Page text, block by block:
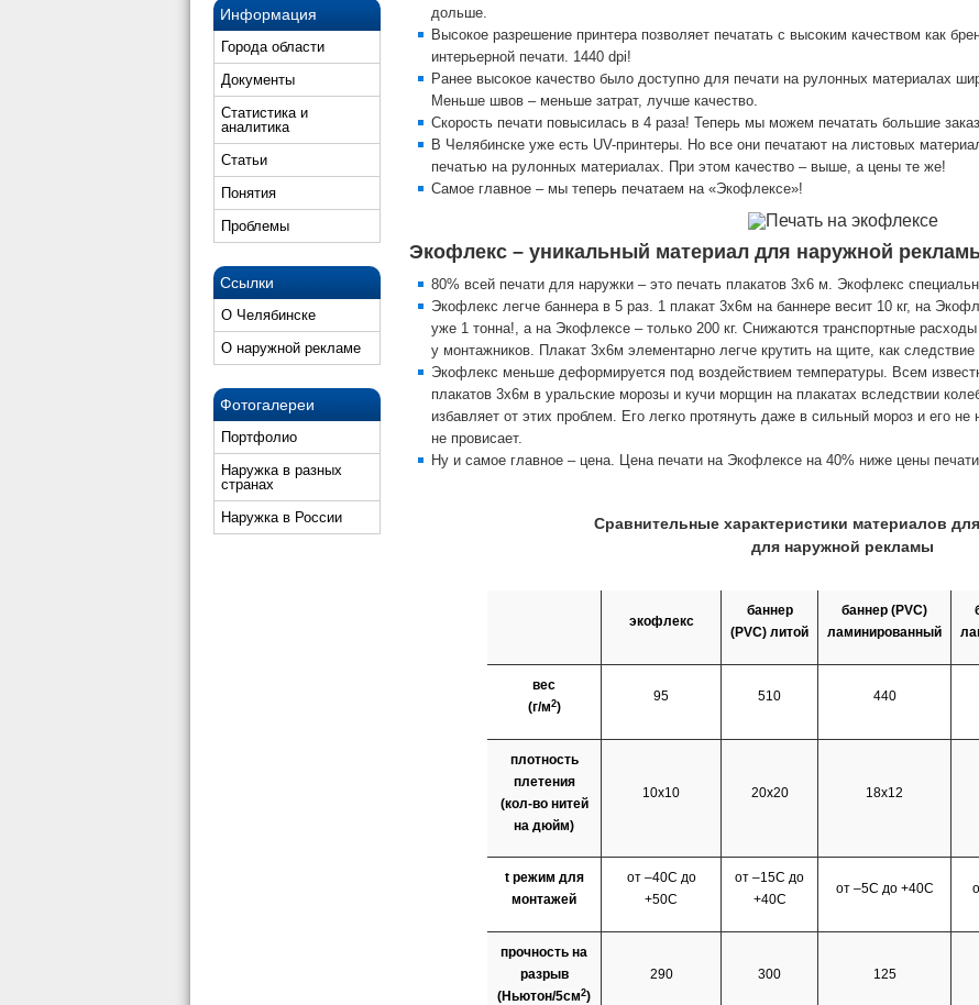
Информация
Города области
Документы
Статистика и
аналитика
Статьи
Понятия
Проблемы
Ссылки
О Челябинске
О наружной рекламе
Фотогалереи
Портфолио
Наружка в разных
странах
Наружка в России
дольше.
Высокое разрешение принтера позволяет печатать с высоким качеством как
интерьерной печати. 1440 dpi!
Ранее высокое качество было доступно для печати на рулонных материалах
Меньше швов – меньше затрат, лучше качество.
Скорость печати повысилась в 4 раза! Теперь мы можем печатать большие
В Челябинске уже есть UV-принтеры. Но все они печатают на листовых
печатью на рулонных материалах. При этом качество – выше, а цены те же!
Самое главное – мы теперь печатаем на «Экофлексе»!
Экофлекс – уникальный материал для наружной
80% всей печати для наружки – это печать плакатов 3х6 м. Экофлекс
Экофлекс легче баннера в 5 раз. 1 плакат 3х6м на баннере весит 10 кг, на
уже 1 тонна!, а на Экофлексе – только 200 кг. Снижаются транспортные
у монтажников. Плакат 3х6м элементарно легче крутить на щите, как
Экофлекс меньше деформируется под воздействием температуры. Всем
плакатов 3х6м в уральские морозы и кучи морщин на плакатах вследствии
избавляет от этих проблем. Его легко протянуть даже в сильный мороз и его не
не провисает.
Ну и самое главное – цена. Цена печати на Экофлексе на 40% ниже цены
Сравнительные характеристики материалов
для наружной рекламы
экофлекс
баннер
(PVC) литой
баннер (PVC)
ламинированный
вес
(г/м2)
95 510 440
плотность
плетения
(кол-во нитей
на дюйм)
10х10 20х20 18х12
t режим для
монтажей
от –40С до
+50С
от –15С до
+40С
от –5С до +40С
прочность на
разрыв
(Ньютон/5см2)
290 300 125